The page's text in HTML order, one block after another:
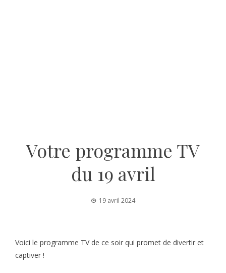
Votre programme TV
du 19 avril
19 avril 2024
Voici le programme TV de ce soir qui promet de divertir et
captiver !